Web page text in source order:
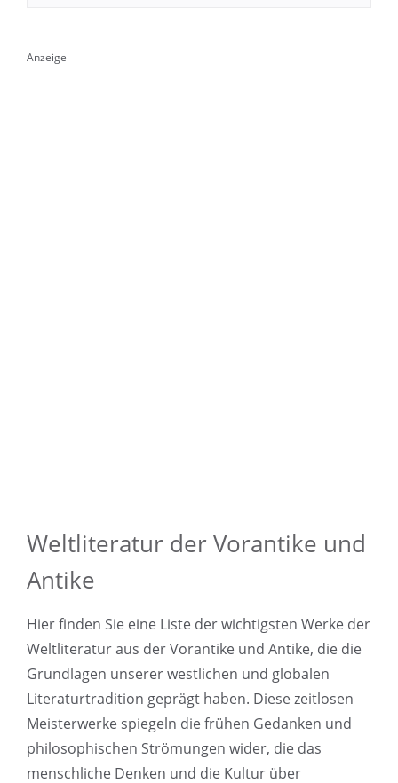
Anzeige
Weltliteratur der Vorantike und
Antike
Hier finden Sie eine Liste der wichtigsten Werke der
Weltliteratur aus der Vorantike und Antike, die die
Grundlagen unserer westlichen und globalen
Literaturtradition geprägt haben. Diese zeitlosen
Meisterwerke spiegeln die frühen Gedanken und
philosophischen Strömungen wider, die das
menschliche Denken und die Kultur über